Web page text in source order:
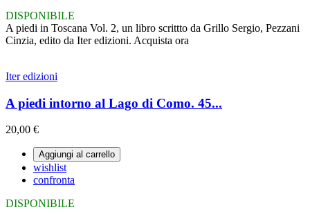
DISPONIBILE
A piedi in Toscana Vol. 2, un libro scrittto da Grillo Sergio, Pezzani
Cinzia, edito da Iter edizioni. Acquista ora
Iter edizioni
A piedi intorno al Lago di Como. 45...
20,00 €
Aggiungi al carrello
wishlist
confronta
DISPONIBILE